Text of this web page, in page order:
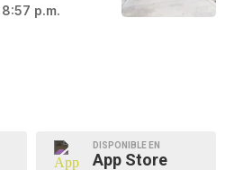
p.m.
DISPONIBLE EN
App Store